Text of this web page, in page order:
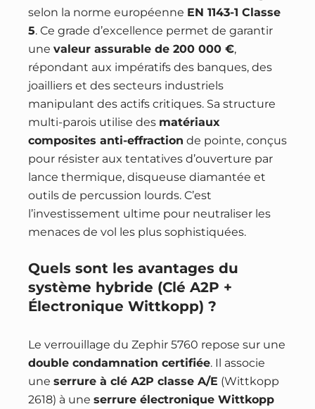
selon la norme européenne EN 1143-1 Classe
5. Ce grade d’excellence permet de garantir
une valeur assurable de 200 000 €,
répondant aux impératifs des banques, des
joailliers et des secteurs industriels
manipulant des actifs critiques. Sa structure
multi-parois utilise des matériaux
composites anti-effraction de pointe, conçus
pour résister aux tentatives d’ouverture par
lance thermique, disqueuse diamantée et
outils de percussion lourds. C’est
l’investissement ultime pour neutraliser les
menaces de vol les plus sophistiquées.
Quels sont les avantages du
système hybride (Clé A2P +
Électronique Wittkopp) ?
Le verrouillage du Zephir 5760 repose sur une
double condamnation certifiée. Il associe
une serrure à clé A2P classe A/E (Wittkopp
2618) à une serrure électronique Wittkopp